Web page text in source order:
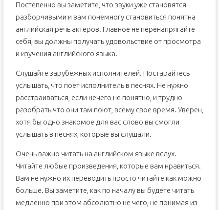
Постепенно вы заметите, что звуки уже становятся
разборчивыми и вам понемногу становиться понятна
английская речь актеров. Главное не перенапрягайте
себя, вы должны получать удовольствие от просмотра
и изучения английского языка.
Слушайте зарубежных исполнителей. Постарайтесь
услышать, что поет исполнитель в песнях. Не нужно
расстраиваться, если нечего не понятно, и трудно
разобрать что они там поют, всему свое время. Уверен,
хотя бы одно знакомое для вас слово вы смогли
услышать в песнях, которые вы слушали.
Очень важно читать на английском языке вслух.
Читайте любые произведения, которые вам нравиться.
Вам не нужно их переводить просто читайте как можно
больше. Вы заметите, как по началу вы будете читать
медленно при этом абсолютно не чего, не понимая из